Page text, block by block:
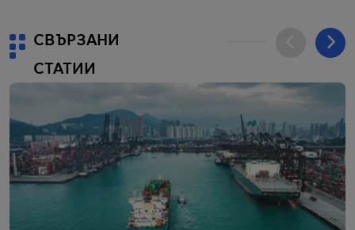
СВЪРЗАНИ
СТАТИИ